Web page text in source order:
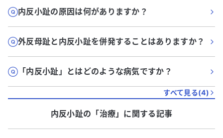
内反小趾の原因は何がありますか？
外反母趾と内反小趾を併発することはありますか？
「内反小趾」とはどのような病気ですか？
すべて見る(4)
内反小趾の「治療」に関する記事